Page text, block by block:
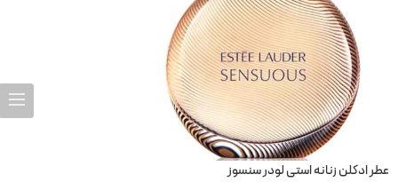
عطر ادکلن زنانه استی لودر سنسوز